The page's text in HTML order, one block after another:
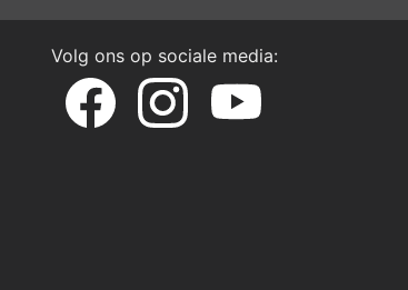
Volg ons op sociale media: